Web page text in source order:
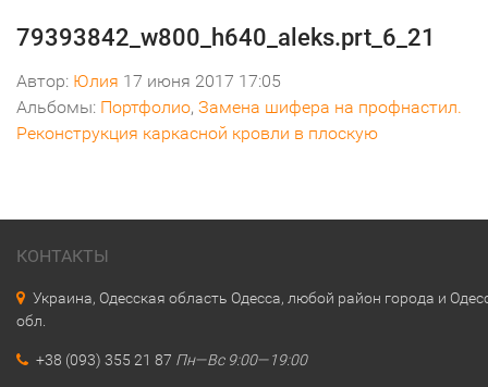
79393842_w800_h640_aleks.prt_6_21
Автор: Юлия 17 июня 2017 17:05
Альбомы: Портфолио, Замена шифера на профнастил.
Реконструкция каркасной кровли в плоскую
КОНТАКТЫ
Украина, Одесская область Одесса, любой район города и
обл.
+38 (093) 355 21 87 Пн—Вс 9:00—19:00